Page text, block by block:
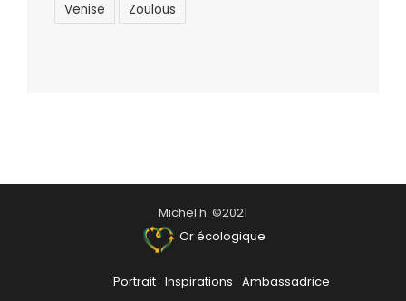
Venise
Zoulous
Michel h. ©2021
Or écologique
Portrait Inspirations Ambassadrice